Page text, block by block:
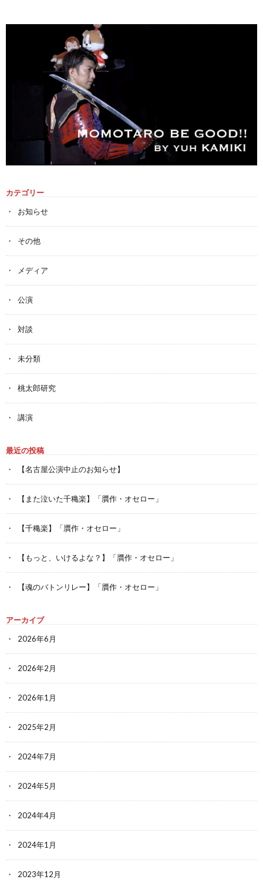
カテゴリー
お知らせ
その他
メディア
公演
対談
未分類
桃太郎研究
講演
最近の投稿
【名古屋公演中止のお知らせ】
【また泣いた千穐楽】「贋作・オセロー」
【千穐楽】「贋作・オセロー」
【もっと、いけるよな？】「贋作・オセロー」
【魂のバトンリレー】「贋作・オセロー」
アーカイブ
2026年6月
2026年2月
2026年1月
2025年2月
2024年7月
2024年5月
2024年4月
2024年1月
2023年12月